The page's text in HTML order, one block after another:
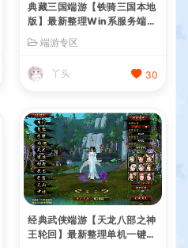
典藏三国端游【铁骑三国本地
版】最新整理Win系服务端+
PC客户端+详细搭建教程+G
M命令教程
端游专区
丫头 30
经典武侠端游【天龙八部之神
王轮回】最新整理单机一键即